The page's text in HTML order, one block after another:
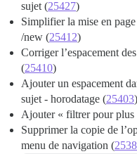
sujet (25427)
Simplifier la mise en
/new (25412)
Corriger l’espacement
(25410)
Ajouter un espacement
sujet - horodatage (25403)
Ajouter « filtrer pour plus
Supprimer la copie de
menu de navigation (